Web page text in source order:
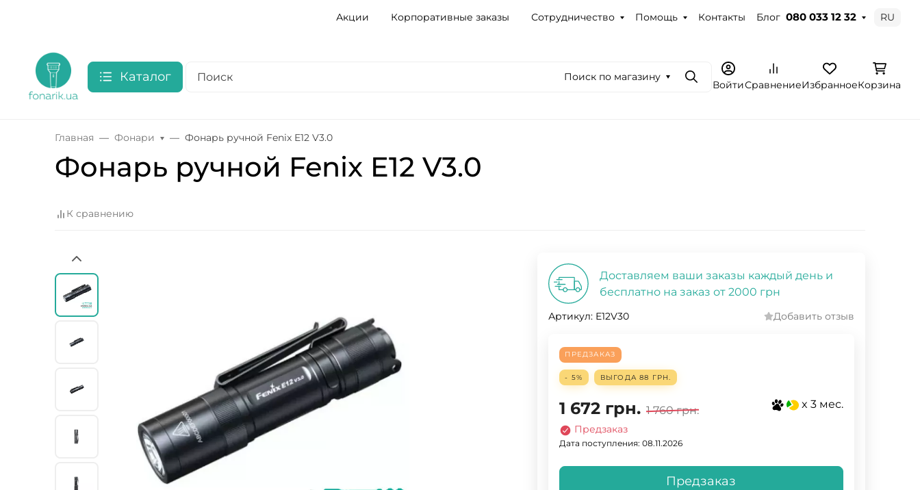
Акции Корпоративные заказы Сотрудничество Помощь Контакты Блог 080 033 12 32 RU
Каталог Поиск по магазину
ПоискВойтиСравнениеИзбранноеКорзина
Главная Фонари Фонарь ручной Fenix ​​E12 V3.0
Фонарь ручной Fenix ​​E12 V3.0
К сравнению
Доставляем ваши заказы каждый день и
бесплатно на заказ от 2000 грн
Артикул: E12V30 Добавить отзыв
ПРЕДЗАКАЗ
- 5% ВЫГОДА88 ГРН.
1 672 грн. 1 760 грн. x 3 мес.
Предзаказ
Дата поступления: 08.11.2026
Предзаказ